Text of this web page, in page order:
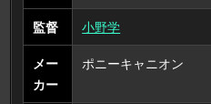
監督 小野学
メー
カー
ポニーキャニオン